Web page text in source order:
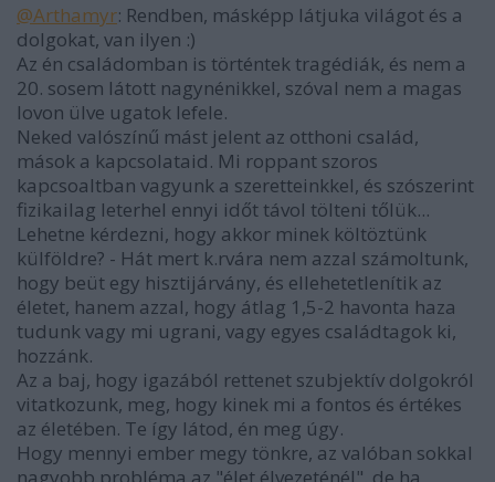
@Arthamyr: Rendben, másképp látjuka világot és a
dolgokat, van ilyen :)
Az én családomban is történtek tragédiák, és nem a
20. sosem látott nagynénikkel, szóval nem a magas
lovon ülve ugatok lefele.
Neked valószínű mást jelent az otthoni család,
mások a kapcsolataid. Mi roppant szoros
kapcsoaltban vagyunk a szeretteinkkel, és szószerint
fizikailag leterhel ennyi időt távol tölteni tőlük...
Lehetne kérdezni, hogy akkor minek költöztünk
külföldre? - Hát mert k.rvára nem azzal számoltunk,
hogy beüt egy hisztijárvány, és ellehetetlenítik az
életet, hanem azzal, hogy átlag 1,5-2 havonta haza
tudunk vagy mi ugrani, vagy egyes családtagok ki,
hozzánk.
Az a baj, hogy igazából rettenet szubjektív dolgokról
vitatkozunk, meg, hogy kinek mi a fontos és értékes
az életében. Te így látod, én meg úgy.
Hogy mennyi ember megy tönkre, az valóban sokkal
nagyobb probléma az "élet élvezeténél", de ha